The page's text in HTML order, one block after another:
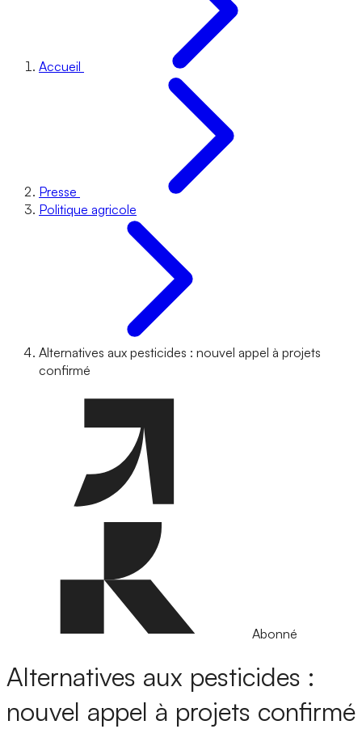
Accueil
Presse
Politique agricole
Alternatives aux pesticides : nouvel appel à projets
confirmé
Abonné
Alternatives aux pesticides :
nouvel appel à projets confirmé